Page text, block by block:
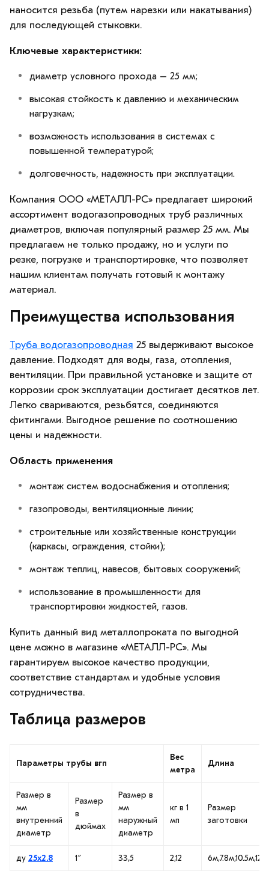
наносится резьба (путем нарезки или накатывания)
для последующей стыковки.
Ключевые характеристики:
диаметр условного прохода – 25 мм;
высокая стойкость к давлению и механическим
нагрузкам;
возможность использования в системах с
повышенной температурой;
долговечность, надежность при эксплуатации.
Компания ООО «МЕТАЛЛ-РС» предлагает широкий
ассортимент водогазопроводных труб различных
диаметров, включая популярный размер 25 мм. Мы
предлагаем не только продажу, но и услуги по
резке, погрузке и транспортировке, что позволяет
нашим клиентам получать готовый к монтажу
материал.
Преимущества использования
Труба водогазопроводная 25 выдерживают высокое
давление. Подходят для воды, газа, отопления,
вентиляции. При правильной установке и защите от
коррозии срок эксплуатации достигает десятков лет.
Легко свариваются, резьбятся, соединяются
фитингами. Выгодное решение по соотношению
цены и надежности.
Область применения
монтаж систем водоснабжения и отопления;
газопроводы, вентиляционные линии;
строительные или хозяйственные конструкции
(каркасы, ограждения, стойки);
монтаж теплиц, навесов, бытовых сооружений;
использование в промышленности для
транспортировки жидкостей, газов.
Купить данный вид металлопроката по выгодной
цене можно в магазине «МЕТАЛЛ-РС». Мы
гарантируем высокое качество продукции,
соответствие стандартам и удобные условия
сотрудничества.
Таблица размеров
Параметры трубы вгп
Вес
метра
Длина
Размер в
мм
внутренний
диаметр
Размер
в
дюймах
Размер в
мм
наружный
диаметр
кг в 1
мп
Размер
заготовки
ду 25х2.8 1″ 33,5 2,12 6м,7.8м,10.5м,12м